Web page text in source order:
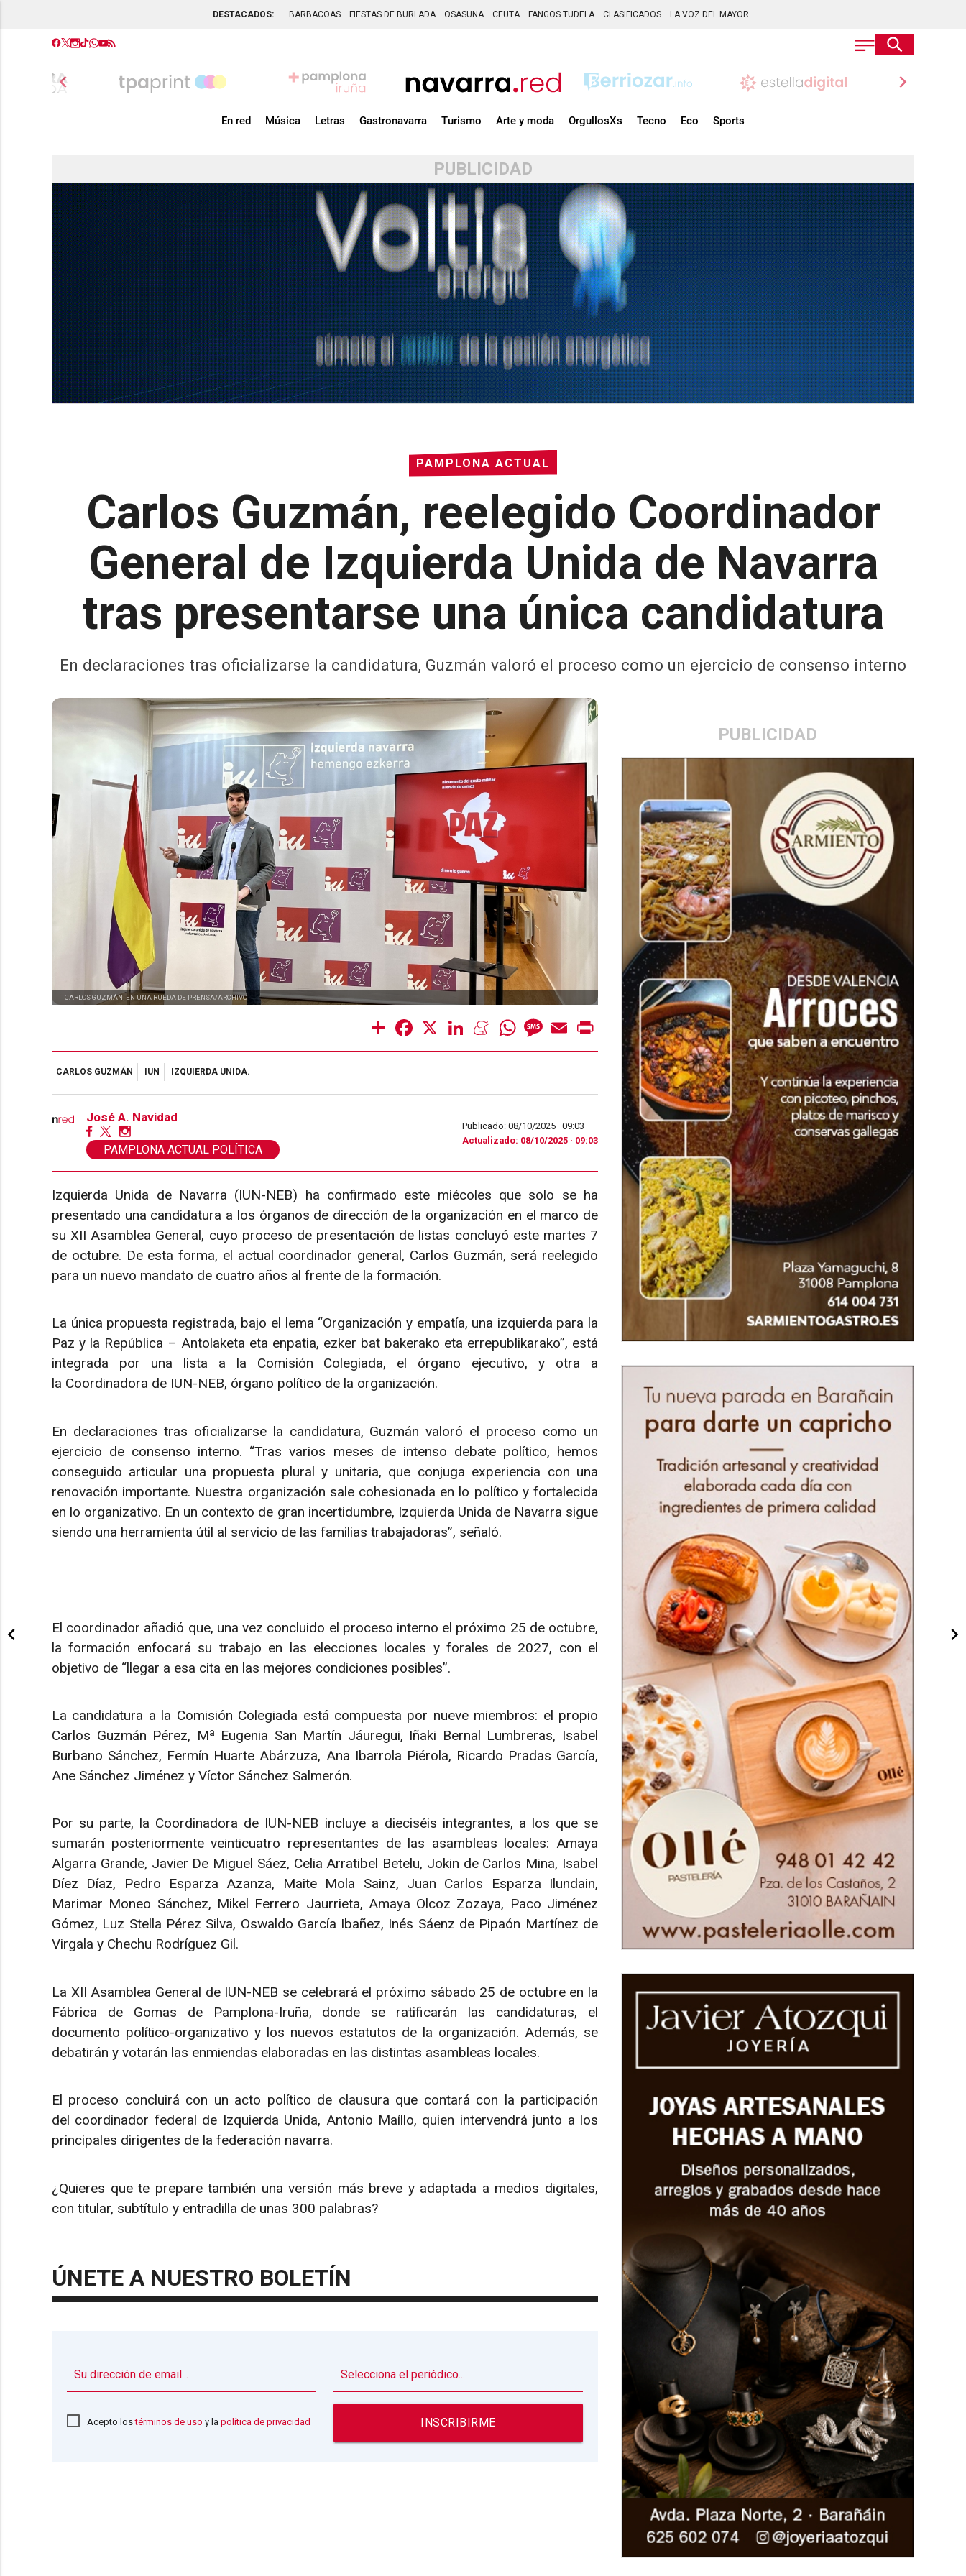
DESTACADOS: BARBACOAS FIESTAS DE BURLADA OSASUNA CEUTA FANGOS TUDELA CLASIFICADOS LA VOZ DEL MAYOR
chevron_left chevron_right
En red Música Letras Gastronavarra Turismo Arte y moda OrgullosXs Tecno Eco Sports
PUBLICIDAD
PAMPLONA ACTUAL
Carlos Guzmán, reelegido Coordinador
General de Izquierda Unida de Navarra
tras presentarse una única candidatura
En declaraciones tras oficializarse la candidatura, Guzmán valoró el proceso como un ejercicio de consenso interno
PUBLICIDAD
CARLOS GUZMÁN, EN UNA RUEDA DE PRENSA/ARCHIVO
Share Facebook LinkedInMeneameWhatsAppMessage
Email
CARLOS GUZMÁN IUN IZQUIERDA UNIDA.
José A. Navidad
PAMPLONA ACTUAL POLÍTICA
Publicado: 08/10/2025 · 09:03
Actualizado: 08/10/2025 · 09:03
Izquierda Unida de Navarra (IUN-NEB) ha confirmado este miécoles que solo se ha
presentado una candidatura a los órganos de dirección de la organización en el marco de
su XII Asamblea General, cuyo proceso de presentación de listas concluyó este martes 7
de octubre. De esta forma, el actual coordinador general, Carlos Guzmán, será reelegido
para un nuevo mandato de cuatro años al frente de la formación.
La única propuesta registrada, bajo el lema “Organización y empatía, una izquierda para la
Paz y la República – Antolaketa eta enpatia, ezker bat bakerako eta errepublikarako”, está
integrada por una lista a la Comisión Colegiada, el órgano ejecutivo, y otra a
la Coordinadora de IUN-NEB, órgano político de la organización.
En declaraciones tras oficializarse la candidatura, Guzmán valoró el proceso como un
ejercicio de consenso interno. “Tras varios meses de intenso debate político, hemos
conseguido articular una propuesta plural y unitaria, que conjuga experiencia con una
renovación importante. Nuestra organización sale cohesionada en lo político y fortalecida
en lo organizativo. En un contexto de gran incertidumbre, Izquierda Unida de Navarra sigue
siendo una herramienta útil al servicio de las familias trabajadoras”, señaló.
El coordinador añadió que, una vez concluido el proceso interno el próximo 25 de octubre,
la formación enfocará su trabajo en las elecciones locales y forales de 2027, con el
objetivo de “llegar a esa cita en las mejores condiciones posibles”.
La candidatura a la Comisión Colegiada está compuesta por nueve miembros: el propio
Carlos Guzmán Pérez, Mª Eugenia San Martín Jáuregui, Iñaki Bernal Lumbreras, Isabel
Burbano Sánchez, Fermín Huarte Abárzuza, Ana Ibarrola Piérola, Ricardo Pradas García,
Ane Sánchez Jiménez y Víctor Sánchez Salmerón.
Por su parte, la Coordinadora de IUN-NEB incluye a dieciséis integrantes, a los que se
sumarán posteriormente veinticuatro representantes de las asambleas locales: Amaya
Algarra Grande, Javier De Miguel Sáez, Celia Arratibel Betelu, Jokin de Carlos Mina, Isabel
Díez Díaz, Pedro Esparza Azanza, Maite Mola Sainz, Juan Carlos Esparza Ilundain,
Marimar Moneo Sánchez, Mikel Ferrero Jaurrieta, Amaya Olcoz Zozaya, Paco Jiménez
Gómez, Luz Stella Pérez Silva, Oswaldo García Ibañez, Inés Sáenz de Pipaón Martínez de
Virgala y Chechu Rodríguez Gil.
La XII Asamblea General de IUN-NEB se celebrará el próximo sábado 25 de octubre en la
Fábrica de Gomas de Pamplona-Iruña, donde se ratificarán las candidaturas, el
documento político-organizativo y los nuevos estatutos de la organización. Además, se
debatirán y votarán las enmiendas elaboradas en las distintas asambleas locales.
El proceso concluirá con un acto político de clausura que contará con la participación
del coordinador federal de Izquierda Unida, Antonio Maíllo, quien intervendrá junto a los
principales dirigentes de la federación navarra.
¿Quieres que te prepare también una versión más breve y adaptada a medios digitales,
con titular, subtítulo y entradilla de unas 300 palabras?
ÚNETE A NUESTRO BOLETÍN
Acepto lostérminos de uso y la política de privacidad INSCRIBIRME